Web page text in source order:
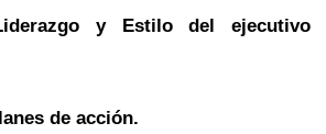
y Estilo del ejecutivo
de acción.